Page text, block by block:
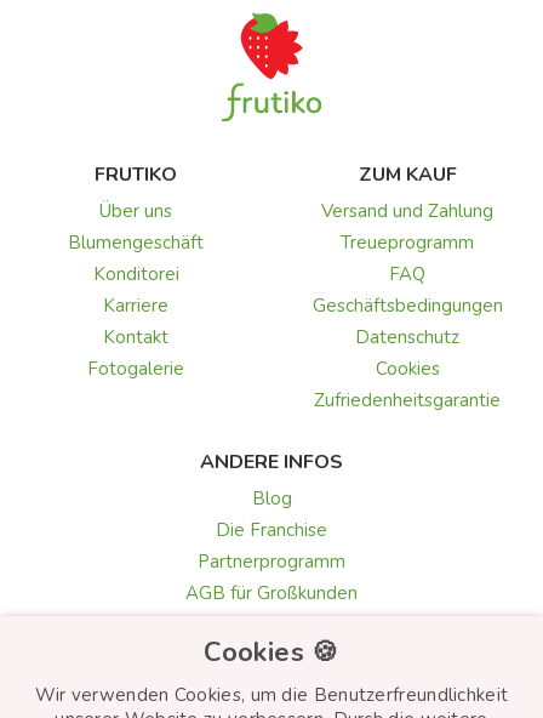
FRUTIKO
Über uns
Blumengeschäft
Konditorei
Karriere
Kontakt
Fotogalerie
ZUM KAUF
Versand und Zahlung
Treueprogramm
FAQ
Geschäftsbedingungen
Datenschutz
Cookies
Zufriedenheitsgarantie
ANDERE INFOS
Blog
Die Franchise
Partnerprogramm
AGB für Großkunden
Texte für Grußkarten
Auswahl der Blumen
Cookies 🍪
Wir verwenden Cookies, um die Benutzerfreundlichkeit